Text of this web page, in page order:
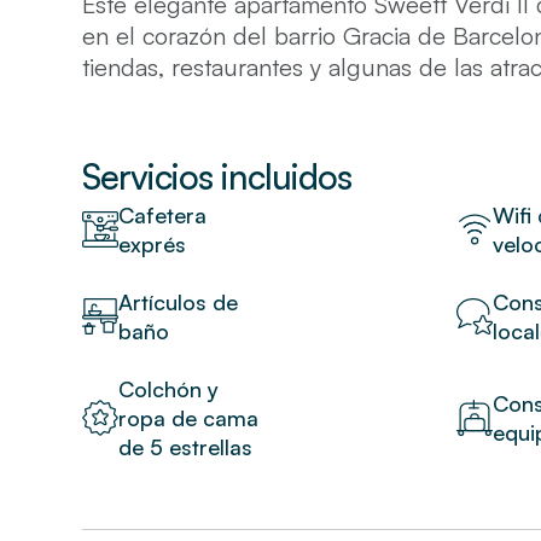
en el corazón del barrio Gracia de
tiendas, restaurantes y algunas de las
elegantes y una meticulosa atención al
equipada es ideal para preparar comidas,
garantizan un descanso cómodo y
Nota especial: Dentro del apartamento
la terraza en la azotea. La lavadora del
terraza.
Servicios incluidos
Cafetera
exprés
Wifi
Artículos de
baño
Colchón y
ropa de cama
de 5 estrellas